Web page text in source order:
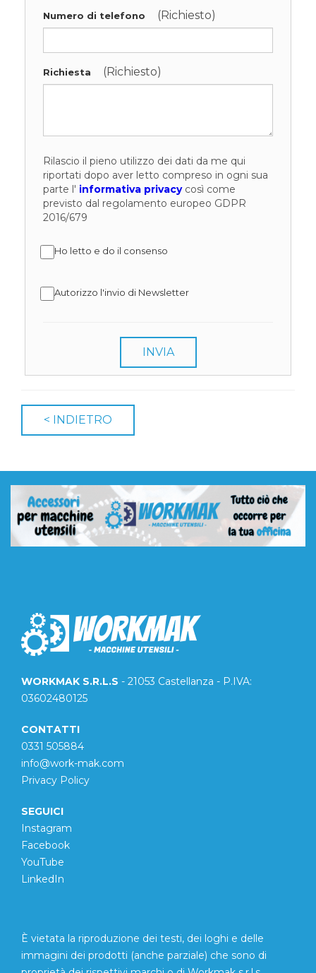
Numero di telefono (Richiesto)
Richiesta (Richiesto)
Rilascio il pieno utilizzo dei dati da me qui
riportati dopo aver letto compreso in ogni sua
parte l' informativa privacycosì come
previsto dal regolamento europeo GDPR
2016/679
Ho letto e do il consenso
Autorizzo l'invio di Newsletter
INVIA
WORKMAK S.R.L.S - 21053 Castellanza - P.IVA:
03602480125
CONTATTI
0331 505884
info@work-mak.com
Privacy Policy
SEGUICI
Instagram
Facebook
YouTube
LinkedIn
È vietata la riproduzione dei testi, dei loghi e delle
immagini dei prodotti (anche parziale) che sono di